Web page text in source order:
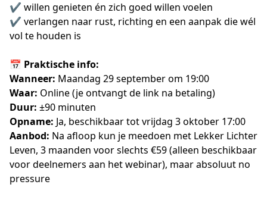
✔️ willen genieten én zich goed willen voelen
✔️ verlangen naar rust, richting en een aanpak die wél
vol te houden is
📅 Praktische info:
Wanneer: Maandag 29 september om 19:00
Waar: Online (je ontvangt de link na betaling)
Duur: ±90 minuten
Opname: Ja, beschikbaar tot vrijdag 3 oktober 17:00
Aanbod: Na afloop kun je meedoen met Lekker Lichter
Leven, 3 maanden voor slechts €59 (alleen beschikbaar
voor deelnemers aan het webinar), maar absoluut no
pressure